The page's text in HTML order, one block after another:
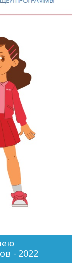
- 2022